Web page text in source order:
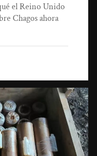
el Reino Unido
Chagos ahora